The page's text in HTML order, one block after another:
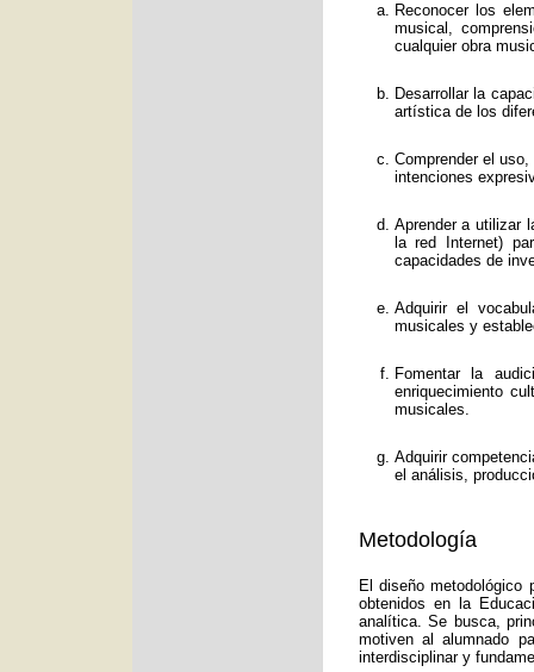
Reconocer los
musical,
cualquier obra
Desarrollar la
artística de los
Comprender el
intenciones
Aprender a utilizar
la red Internet)
capacidades de
Adquirir el
musicales y
Fomentar la
enriquecimiento
musicales.
Adquirir
el análisis,
Metodología
El diseño metodológico
obtenidos en la
analítica. Se busca,
motiven al alumnado
interdisciplinar y